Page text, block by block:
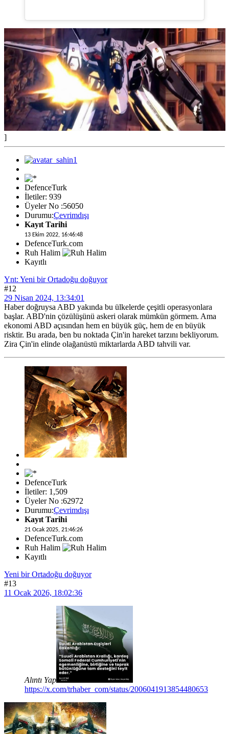
]
DefenceTurk
İletiler: 939
Üyeler No :56050
Durumu:Çevrimdışı
Kayıt Tarihi
13 Ekim 2022, 16:46:48
DefenceTurk.com
Ruh Halim
Kayıtlı
Ynt: Yeni bir Ortadoğu doğuyor
#12
29 Nisan 2024, 13:34:01
Haber doğruysa ABD yakında bu ülkelerde çeşitli operasyonlara
başlar. ABD'nin çözülüşünü askeri olarak mümkün görmem. Ama
ekonomi ABD açısından hem en büyük güç, hem de en büyük
risktir. Bu arada, ben bu noktada Çin'in hareket tarzını bekliyorum.
Zira Çin'in elinde olağanüstü miktarlarda ABD tahvili var.
DefenceTurk
İletiler: 1,509
Üyeler No :62972
Durumu:Çevrimdışı
Kayıt Tarihi
21 Ocak 2025, 21:46:26
DefenceTurk.com
Ruh Halim
Kayıtlı
Yeni bir Ortadoğu doğuyor
#13
11 Ocak 2026, 18:02:36
Alıntı Yap
https://x.com/trhaber_com/status/2006041913854480653